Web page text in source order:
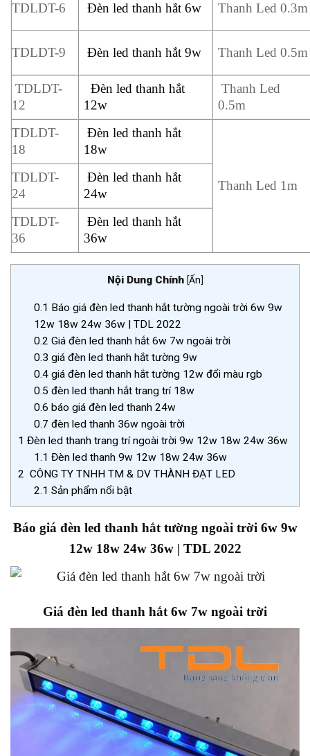
TDLDT-6 Đèn led thanh hắt 6w Thanh Led 0.3m
TDLDT-9 Đèn led thanh hắt 9w Thanh Led 0.5m
TDLDT-
12
Đèn led thanh hắt
12w
Thanh Led
0.5m
TDLDT-
18
Đèn led thanh hắt
18w
Thanh Led 1m
TDLDT-
24
Đèn led thanh hắt
24w
TDLDT-
36
Đèn led thanh hắt
36w
Nội Dung Chính [Ẩn]
0.1 Báo giá đèn led thanh hắt tường ngoài trời 6w 9w
12w 18w 24w 36w | TDL 2022
0.2 Giá đèn led thanh hắt 6w 7w ngoài trời
0.3 giá đèn led thanh hắt tường 9w
0.4 giá đèn led thanh hắt tường 12w đổi màu rgb
0.5 đèn led thanh hắt trang trí 18w
0.6 báo giá đèn led thanh 24w
0.7 đèn led thanh 36w ngoài trời
1 Đèn led thanh trang trí ngoài trời 9w 12w 18w 24w 36w
1.1 Đèn led thanh 9w 12w 18w 24w 36w
2 CÔNG TY TNHH TM & DV THÀNH ĐẠT LED
2.1 Sản phẩm nổi bật
Báo giá đèn led thanh hắt tường ngoài trời 6w 9w
12w 18w 24w 36w | TDL 2022
Giá đèn led thanh hắt 6w 7w ngoài trời